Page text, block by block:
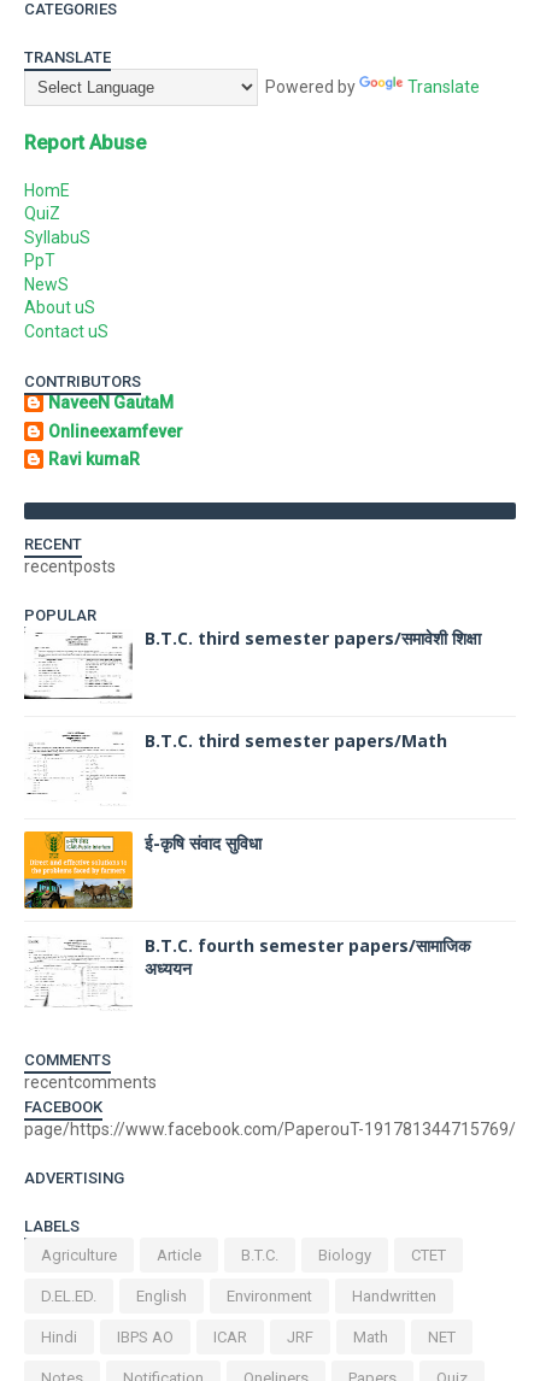
CATEGORIES
TRANSLATE
Powered by Translate
Report Abuse
HomE
QuiZ
SyllabuS
PpT
NewS
About uS
Contact uS
CONTRIBUTORS
NaveeN GautaM
Onlineexamfever
Ravi kumaR
RECENT
recentposts
POPULAR
B.T.C. third semester papers/समावेशी शिक्षा
B.T.C. third semester papers/Math
ई-कृषि संवाद सुविधा
B.T.C. fourth semester papers/सामाजिक
अध्ययन
COMMENTS
recentcomments
FACEBOOK
page/https://www.facebook.com/PaperouT-191781344715769/
ADVERTISING
LABELS
Agriculture
Article B.T.C. Biology CTET
D.EL.ED. English Environment Handwritten
Hindi IBPS AO ICAR JRF Math NET
Notes Notification Oneliners Papers Quiz